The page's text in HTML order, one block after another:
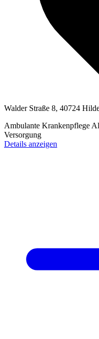
Walder Straße 8, 40724
Ambulante Krankenpflege
Versorgung
Details anzeigen